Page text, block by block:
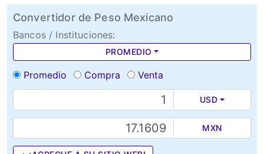
Convertidor de Peso Mexicano
Bancos / Instituciones:
PROMEDIO
Promedio Compra Venta
USD
MXN